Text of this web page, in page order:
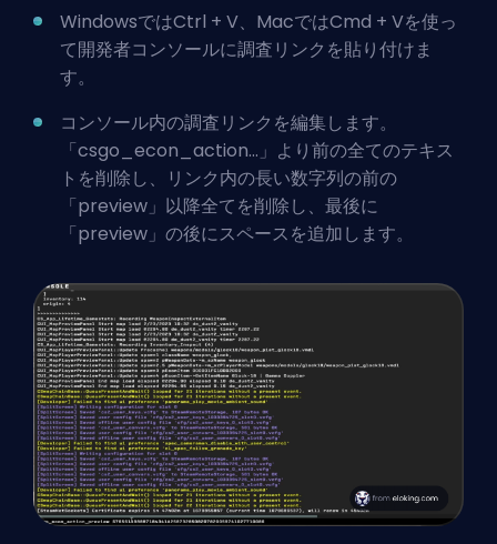
WindowsではCtrl + V、MacではCmd + Vを使っ
て開発者コンソールに調査リンクを貼り付けま
す。
コンソール内の調査リンクを編集します。
「csgo_econ_action...」より前の全てのテキス
トを削除し、リンク内の長い数字列の前の
「preview」以降全てを削除し、最後に
「preview」の後にスペースを追加します。